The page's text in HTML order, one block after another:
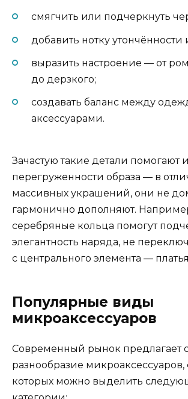
смягчить или подчеркнуть
добавить нотку утончённости
выразить настроение — от
до дерзкого;
создавать баланс между
аксессуарами.
Зачастую такие детали помогают
перегруженности образа — в
массивных украшений, они не
гармонично дополняют.
серебряные кольца помогут
элегантность наряда, не
с центрального элемента —
Популярные виды
микроаксессуаров
Современный рынок предлагает
разнообразие микроаксессуаров,
которых можно выделить